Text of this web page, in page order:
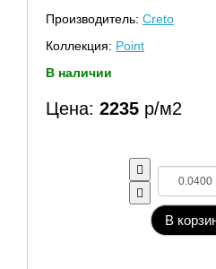
Производитель: Creto
Коллекция: Point
В наличии
Цена: 2235 р/м2
В